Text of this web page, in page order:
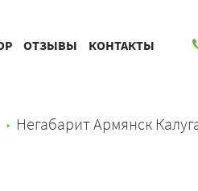
ОТЗЫВЫ КОНТАКТЫ
Негабарит Армянск